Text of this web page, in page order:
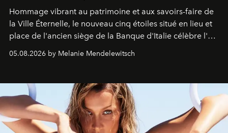
Hommage vibrant au patrimoine et aux savoirs-faire de
la Ville Éternelle, le nouveau cinq étoiles situé en lieu et
place de l'ancien siège de la Banque d'Italie célèbre l'art
05.08.2026 by Melanie Mendelewitsch